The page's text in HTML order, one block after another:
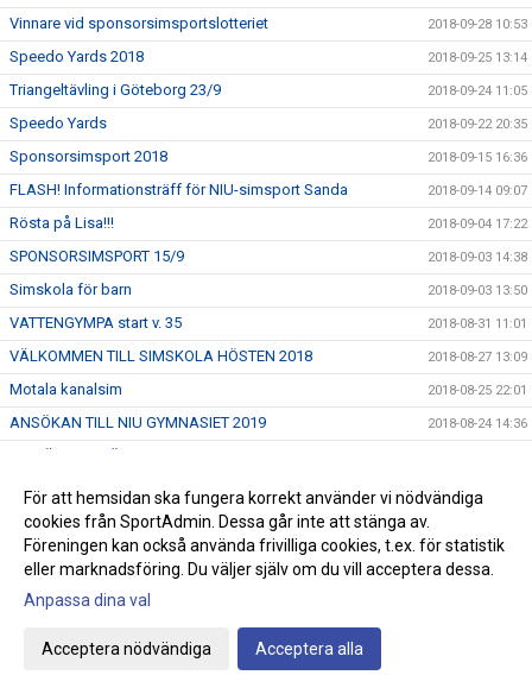
Vinnare vid sponsorsimsportslotteriet 2018-09-28 10:53
Speedo Yards 2018 2018-09-25 13:14
Triangeltävling i Göteborg 23/9 2018-09-24 11:05
Speedo Yards 2018-09-22 20:35
Sponsorsimsport 2018 2018-09-15 16:36
FLASH! Informationsträff för NIU-simsport Sanda 2018-09-14 09:07
Rösta på Lisa!!! 2018-09-04 17:22
SPONSORSIMSPORT 15/9 2018-09-03 14:38
Simskola för barn 2018-09-03 13:50
VATTENGYMPA start v. 35 2018-08-31 11:01
VÄLKOMMEN TILL SIMSKOLA HÖSTEN 2018 2018-08-27 13:09
Motala kanalsim 2018-08-25 22:01
ANSÖKAN TILL NIU GYMNASIET 2019 2018-08-24 14:36
USM/JSM/SM öppet vatten 2018-08-19 15:55
Nya grupper av Babysim, Start 3/9 2018-08-13 10:55
Livräddningsläger på Gotland 2018-08-08 14:30
EM i simhopp 6 - 12/8 i Edinburgh/Scotland
Junior - VM i simhopp 22 - 29/7 i Kiev
För att hemsidan ska fungera korrekt använder vi nödvändiga
cookies från SportAdmin. Dessa går inte att stänga av.
Föreningen kan också använda frivilliga cookies, t.ex. för statistik
eller marknadsföring. Du väljer själv om du vill acceptera dessa.
Anpassa dina val
Acceptera nödvändiga Acceptera alla